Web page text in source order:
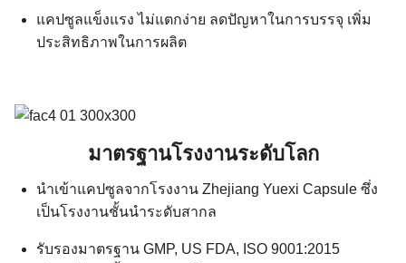
แคปซูลแข็งแรง ไม่แตกง่าย ลดปัญหาในการบรรจุ เพิ่ม
ประสิทธิภาพในการผลิต
มาตรฐานโรงงานระดับโลก
นำเข้าแคปซูลจากโรงงาน Zhejiang Yuexi Capsule ซึ่ง
เป็นโรงงานชั้นนำระดับสากล
รับรองมาตรฐาน GMP, US FDA, ISO 9001:2015